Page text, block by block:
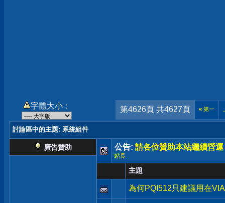
字體大小： 第4626頁 共4627頁 «第一
討論區中的主題: 系統組件
廣告贊助 公告: 請各位贊助本站繼續營運
站長
主題
為何PQI512只建議用在